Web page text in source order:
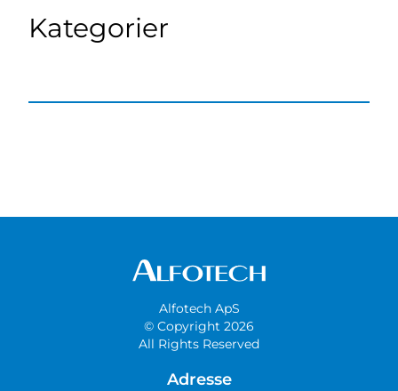
Kategorier
Alfotech ApS
© Copyright 2026
All Rights Reserved
Adresse